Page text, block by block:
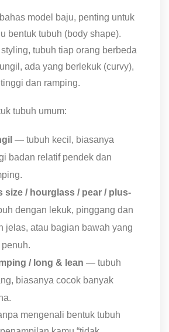
model baju, penting untuk
bentuk tubuh (body shape).
tubuh tiap orang berbeda
ada yang berlekuk (curvy),
dan ramping.
tubuh umum:
— tubuh kecil, biasanya
badan relatif pendek dan
size / hourglass / pear / plus-
dengan lekuk, pinggang dan
jelas, atau bagian bawah yang
/ long & lean — tubuh
biasanya cocok banyak
mengenali bentuk tubuh